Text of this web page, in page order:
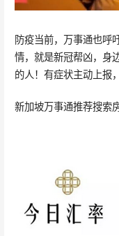
防疫当前，万事通也呼
情，就是新冠帮凶，身
的人！有症状主动上报
新加坡万事通推荐搜索